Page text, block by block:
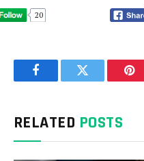
20
FacebookTwitter
RELATED POSTS